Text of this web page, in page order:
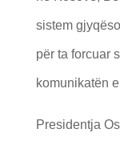
sistem
për ta forcuar
komunikatën
Presidentja